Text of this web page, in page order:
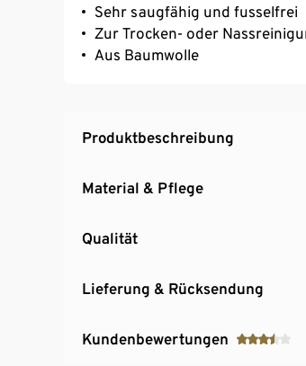
Sehr saugfähig und fusselfrei
Zur Trocken- oder
Aus Baumwolle
Produktbeschreibung
Material & Pflege
Qualität
Lieferung & Rücksendung
Kundenbewertungen